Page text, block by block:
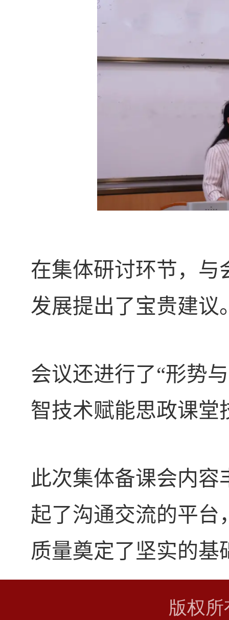
在集体研讨环节，与
发展提出了宝贵建议
会议还进行了“形势
智技术赋能思政课堂
此次集体备课会内容
起了沟通交流的平台
质量奠定了坚实的基
版权